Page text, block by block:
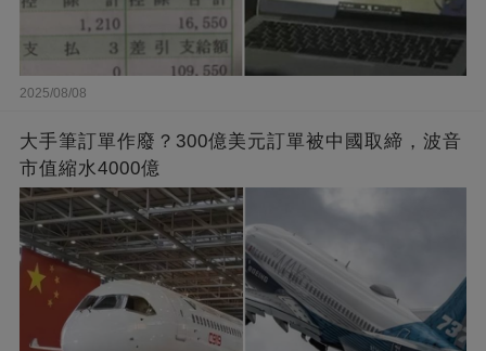
2025/08/08
大手筆訂單作廢？300億美元訂單被中國取締，波音
市值縮水4000億